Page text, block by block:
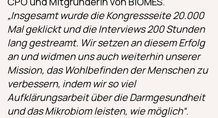
„Insgesamt wurde die Kongressseite 20.000
Mal geklickt und die Interviews 200 Stunden
lang gestreamt. Wir setzen an diesem Erfolg
an und widmen uns auch weiterhin unserer
Mission, das Wohlbefinden der Menschen zu
verbessern, indem wir so viel
Aufklärungsarbeit über die Darmgesundheit
und das Mikrobiom leisten, wie möglich“.